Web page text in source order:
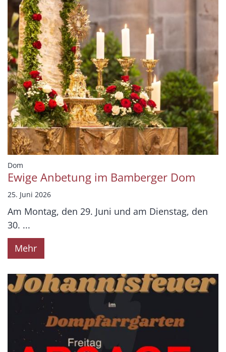
Dom
Ewige Anbetung im Bamberger Dom
25. Juni 2026
Am Montag, den 29. Juni und am Dienstag, den
30. ...
Mehr